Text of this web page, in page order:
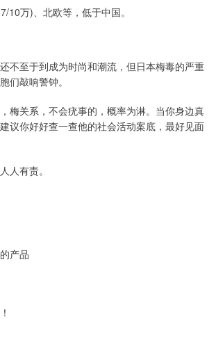
10万)、北欧等，低于中国。
不至于到成为时尚和潮流，但日本梅毒的严重
们敲响警钟。
梅关系，不会疣事的，概率为淋。当你身边真
议你好好查一查他的社会活动案底，最好见面
人有责。
产品